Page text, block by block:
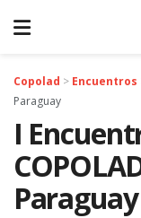
Copolad > Encuentros
Paraguay
I
Paraguay